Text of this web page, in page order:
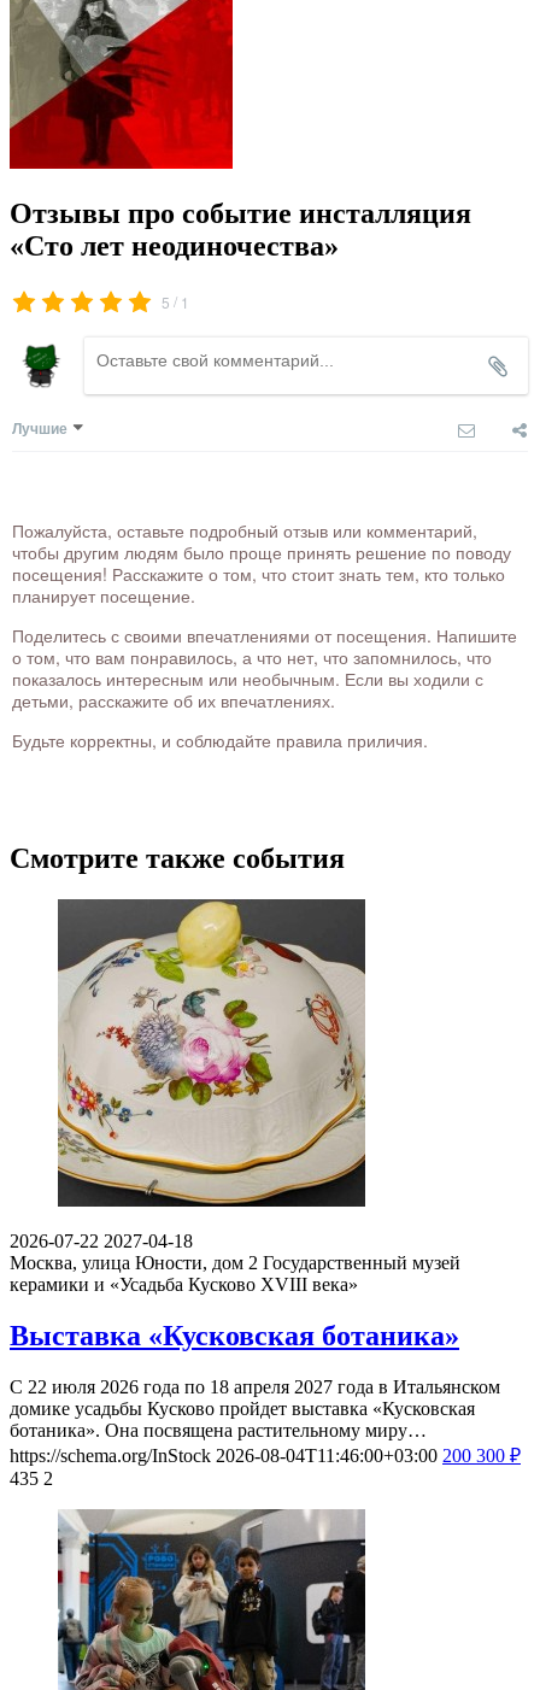
Отзывы про событие инсталляция
«Сто лет неодиночества»
5 / 1
Лучшие
Пожалуйста, оставьте подробный отзыв или комментарий,
чтобы другим людям было проще принять решение по поводу
посещения! Расскажите о том, что стоит знать тем, кто только
планирует посещение.
Поделитесь с своими впечатлениями от посещения. Напишите
о том, что вам понравилось, а что нет, что запомнилось, что
показалось интересным или необычным. Если вы ходили с
детьми, расскажите об их впечатлениях.
Будьте корректны, и соблюдайте правила приличия.
Смотрите также события
2026-07-22 2027-04-18
Москва, улица Юности, дом 2 Государственный музей
керамики и «Усадьба Кусково XVIII века»
Выставка «Кусковская ботаника»
С 22 июля 2026 года по 18 апреля 2027 года в Итальянском
домике усадьбы Кусково пройдет выставка «Кусковская
ботаника». Она посвящена растительному миру…
https://schema.org/InStock 2026-08-04T11:46:00+03:00 200 300 ₽
435 2